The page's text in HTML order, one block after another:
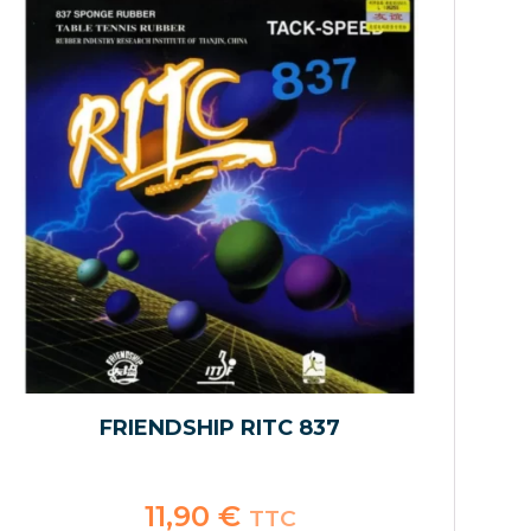
FRIENDSHIP RITC 837
11,90 € TTC